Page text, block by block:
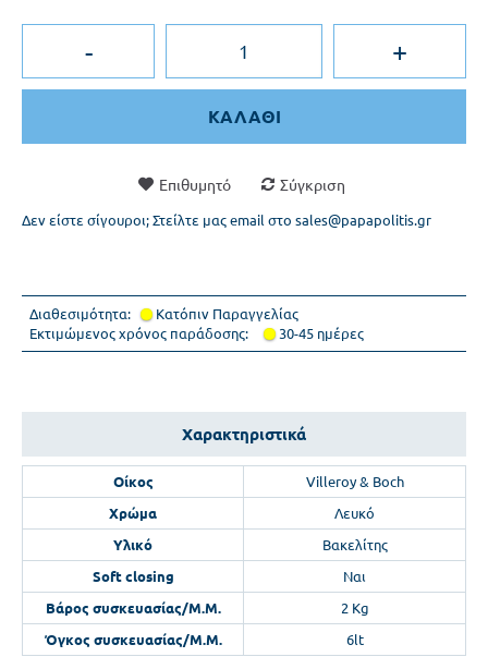
- +
ΚΑΛΑΘΙ
Επιθυμητό Σύγκριση
Δεν είστε σίγουροι; Στείλτε μας email στο sales@papapolitis.gr
Διαθεσιμότητα:
Κατόπιν Παραγγελίας
Εκτιμώμενος χρόνος παράδοσης:
30-45 ημέρες
Χαρακτηριστικά
Οίκος
Villeroy & Boch
Χρώμα
Λευκό
Υλικό
Βακελίτης
Soft closing
Ναι
Βάρος συσκευασίας/Μ.Μ.
2 Kg
Όγκος συσκευασίας/Μ.Μ.
6lt